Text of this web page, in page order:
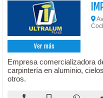
Ver más
Empresa comercializadora
carpintería en aluminio,
otros.